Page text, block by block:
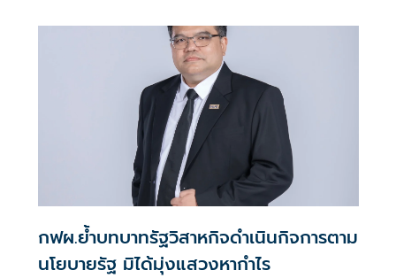
ของไทยในฐานะศูนย์กลางอุตสาหกรรมยานยนต์ระดับโลก
กฟผ.ย้ำบทบาทรัฐวิสาหกิจดำเนินกิจการตาม
นโยบายรัฐ มิได้มุ่งแสวงหากำไร